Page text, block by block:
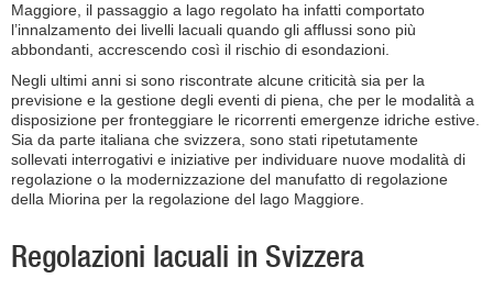
Maggiore, il passaggio a lago regolato ha infatti comportato
l’innalzamento dei livelli lacuali quando gli afflussi sono più
abbondanti, accrescendo così il rischio di esondazioni.
Negli ultimi anni si sono riscontrate alcune criticità sia per la
previsione e la gestione degli eventi di piena, che per le modalità a
disposizione per fronteggiare le ricorrenti emergenze idriche estive.
Sia da parte italiana che svizzera, sono stati ripetutamente
sollevati interrogativi e iniziative per individuare nuove modalità di
regolazione o la modernizzazione del manufatto di regolazione
della Miorina per la regolazione del lago Maggiore.
Regolazioni lacuali in Svizzera